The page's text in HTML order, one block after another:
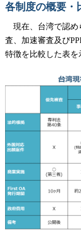
各制度の概要・
現在、台湾で認
査、加速審査及び
特徴を比較した表を